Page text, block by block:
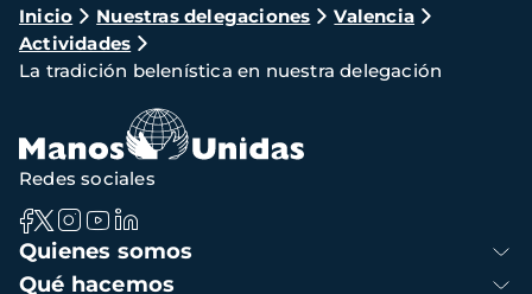
Ruta
de
navegación
Inicio Nuestras delegaciones
Valencia
Actividades
La tradición belenística en nuestra delegación
Navegación
principal
Quienes somos
Qué hacemos
Redes sociales